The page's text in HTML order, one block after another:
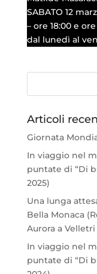
SABATO 12
– ore 18:00 e
dal lunedì al
Articoli
Giornata
In viaggio nel
puntate di “Di
2025)
Una lunga
Bella Monaca
Aurora a Velletri
In viaggio nel
puntate di “Di